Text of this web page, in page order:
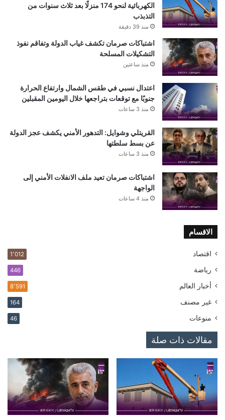
الكهربائية لنحو 174 منزلًا بعد ثلاث سنوات من
التذبذب
منذ 39 دقيقة
اشتباكات صرمان تكشف غياب الدولة وتفاقم نفوذ
التشكيلات المسلحة
منذ ساعتين
اعتدال نسبي في طقس الشمال وارتفاع الحرارة
جنوبًا مع توقعات بتراجعها خلال اليومين المقبلين
منذ 3 ساعات
القريتلي وشوايل: التدهور الأمني يكشف عجز الدولة
عن بسط سلطتها
منذ 3 ساعات
اشتباكات صرمان تعيد ملف الانفلات الأمني إلى
الواجهة
منذ 4 ساعات
الاقسام
اقتصاد 1٬012
رياضة 446
أخبار العالم 8٬591
غير مصنف 164
منوعات 46
مقالات ذات صلة